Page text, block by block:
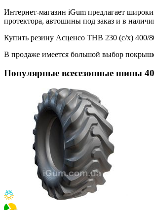
Интернет-магазин iGum предлагает
протектора, автошины под заказ и в
Купить резину Асценсо THB 230 (с/х)
В продаже имеется большой выбор
Популярные всесезонные шины